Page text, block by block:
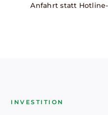
Anfahrt statt
INVESTITION